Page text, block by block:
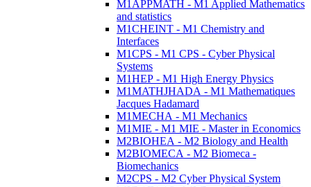
M1APPMATH - M1 Applied Mathematics
and statistics
M1CHEINT - M1 Chemistry and
Interfaces
M1CPS - M1 CPS - Cyber Physical
Systems
M1HEP - M1 High Energy Physics
M1MATHJHADA - M1 Mathematiques
Jacques Hadamard
M1MECHA - M1 Mechanics
M1MIE - M1 MIE - Master in Economics
M2BIOHEA - M2 Biology and Health
M2BIOMECA - M2 Biomeca -
Biomechanics
M2CPS - M2 Cyber Physical System